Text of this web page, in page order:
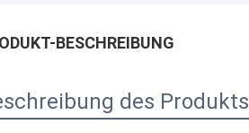
BESCHREIBUNG
des Produkts